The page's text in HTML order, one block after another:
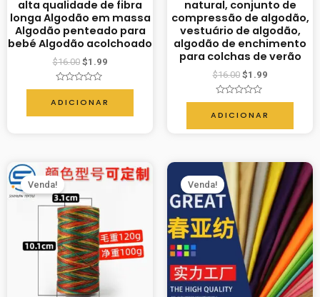
alta qualidade de fibra
longa Algodão em massa
Algodão penteado para
bebé Algodão acolchoado
$16.00 $1.99
Avaliação
0
de
5
ADICIONAR
natural, conjunto de
compressão de algodão,
vestuário de algodão,
algodão de enchimento
para colchas de verão
$16.00 $1.99
Avaliação
0
de
5
ADICIONAR
Venda! Venda!